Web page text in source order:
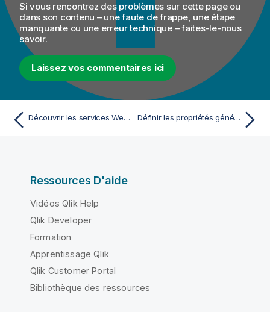
Si vous rencontrez des problèmes sur cette page ou
dans son contenu – une faute de frappe, une étape
manquante ou une erreur technique – faites-le-nous
savoir.
Laissez vos commentaires ici
Découvrir les services Web à l'aide du Web Service Explorer Définir les propriétés générales d'une règle de validation
Ressources D'aide
Vidéos Qlik Help
Qlik Developer
Formation
Apprentissage Qlik
Qlik Customer Portal
Bibliothèque des ressources